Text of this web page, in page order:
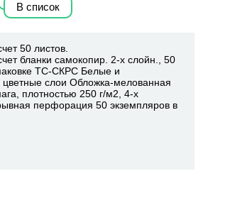
В список
50 листов.
бланки самокопир. 2-х слойн., 50
ТС-СКРС Белые и
цветные слои Обложка-мелованная
плотностью 250 г/м2, 4-х
перфорация 50 экземпляров в